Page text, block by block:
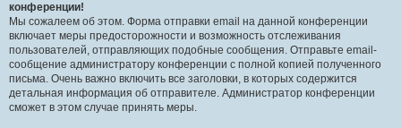
конференции!
Мы сожалеем об этом. Форма отправки email на данной конференции
включает меры предосторожности и возможность отслеживания
пользователей, отправляющих подобные сообщения. Отправьте email-
сообщение администратору конференции с полной копией полученного
письма. Очень важно включить все заголовки, в которых содержится
детальная информация об отправителе. Администратор конференции
сможет в этом случае принять меры.